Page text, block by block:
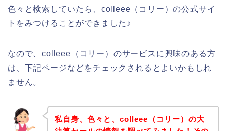
色々と検索していたら、colleee（コリー）の公式サイ
トをみつけることができました♪
なので、colleee（コリー）のサービスに興味のある方
は、下記ページなどをチェックされるとよいかもしれ
ません。
私自身、色々と、colleee（コリー）の大